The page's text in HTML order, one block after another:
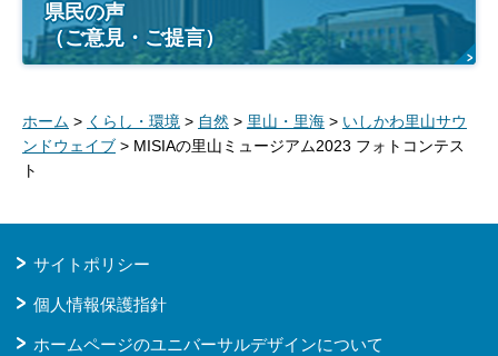
県民の声
（ご意見・ご提言）
ホーム > くらし・環境 > 自然 > 里山・里海 > いしかわ里山サウ
ンドウェイブ > MISIAの里山ミュージアム2023 フォトコンテス
ト
サイトポリシー
個人情報保護指針
ホームページのユニバーサルデザインについて